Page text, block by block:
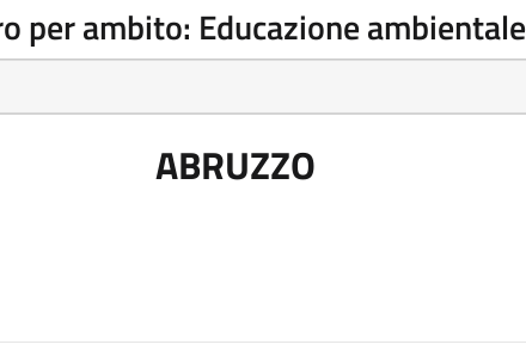
per ambito: Educazione ambientale
ABRUZZO